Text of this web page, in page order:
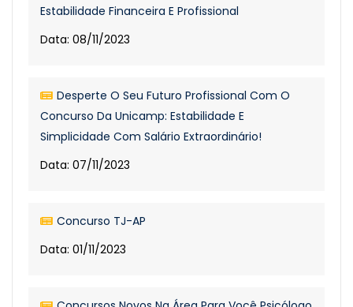
Estabilidade Financeira E Profissional
Data: 08/11/2023
Desperte O Seu Futuro Profissional Com O
Concurso Da Unicamp: Estabilidade E
Simplicidade Com Salário Extraordinário!
Data: 07/11/2023
Concurso TJ-AP
Data: 01/11/2023